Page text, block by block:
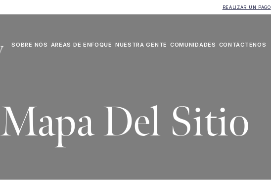
REALIZAR UN PAGO
SOBRE NÓS ÁREAS DE ENFOQUE NUESTRA GENTE COMUNIDADES CONTÁCTENOS
Mapa Del Sitio